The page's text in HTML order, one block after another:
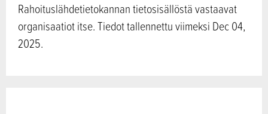
Rahoituslähdetietokannan tietosisällöstä vastaavat
organisaatiot itse. Tiedot tallennettu viimeksi Dec 04,
2025.